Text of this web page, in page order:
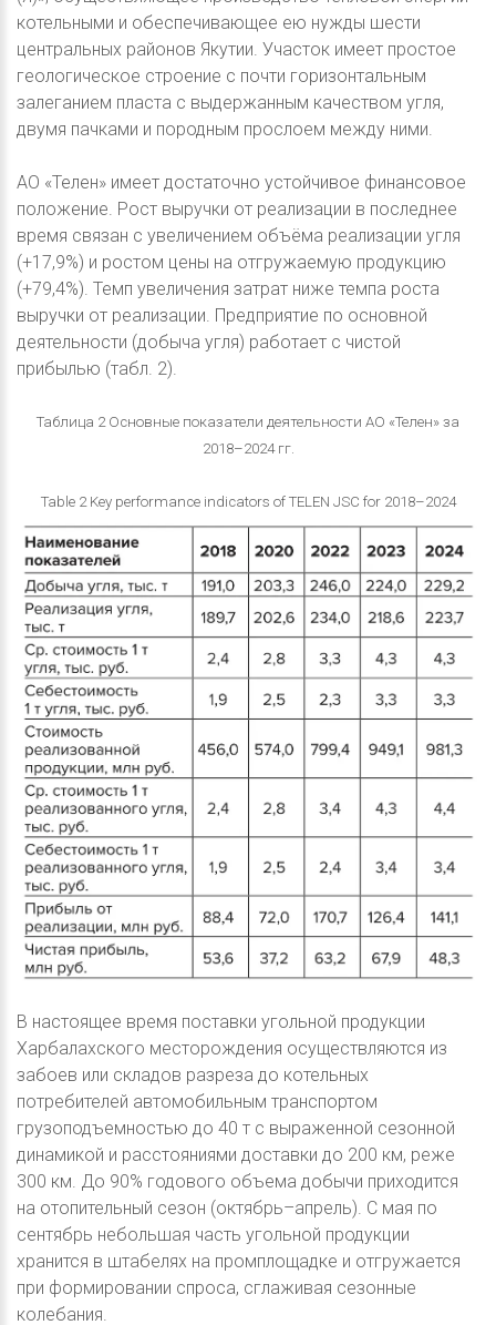
котельными и обеспечивающее ею нужды шести
центральных районов Якутии. Участок имеет простое
геологическое строение с почти горизонтальным
залеганием пласта с выдержанным качеством угля,
двумя пачками и породным прослоем между ними.
АО «Телен» имеет достаточно устойчивое финансовое
положение. Рост выручки от реализации в последнее
время связан с увеличением объёма реализации угля
(+17,9%) и ростом цены на отгружаемую продукцию
(+79,4%). Темп увеличения затрат ниже темпа роста
выручки от реализации. Предприятие по основной
деятельности (добыча угля) работает с чистой
прибылью (табл. 2).
Таблица 2 Основные показатели деятельности АО «Телен» за
2018–2024 гг.
Table 2 Key performance indicators of TELEN JSC for 2018–2024
В настоящее время поставки угольной продукции
Харбалахского месторождения осуществляются из
забоев или складов разреза до котельных
потребителей автомобильным транспортом
грузоподъемностью до 40 т с выраженной сезонной
динамикой и расстояниями доставки до 200 км, реже
300 км. До 90% годового объема добычи приходится
на отопительный сезон (октябрь–апрель). С мая по
сентябрь небольшая часть угольной продукции
хранится в штабелях на промплощадке и отгружается
при формировании спроса, сглаживая сезонные
колебания.